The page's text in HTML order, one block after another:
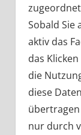
Sobald Sie
aktiv das
das
die
diese
nur durch